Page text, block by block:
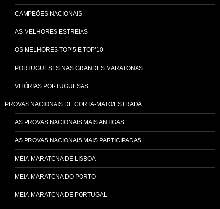
CAMPEÕES NACIONAIS
AS MELHORES ESTREIAS
OS MELHORES TOP’5 E TOP’10
PORTUGUESES NAS GRANDES MARATONAS
VITÓRIAS PORTUGUESAS
PROVAS NACIONAIS DE CORTA-MATO/ESTRADA
AS PROVAS NACIONAIS MAIS ANTIGAS
AS PROVAS NACIONAIS MAIS PARTICIPADAS
MEIA-MARATONA DE LISBOA
MEIA-MARATONA DO PORTO
MEIA-MARATONA DE PORTUGAL